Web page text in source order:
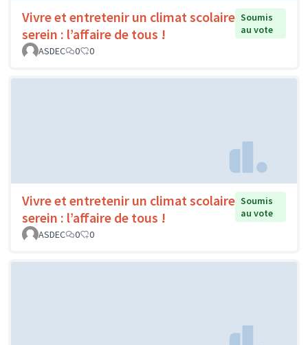
Vivre et entretenir un climat scolaire
serein : l’affaire de tous !
Soumis
au vote
ASDEC
0 0
Vivre et entretenir un climat scolaire
serein : l’affaire de tous !
Soumis
au vote
ASDEC
0 0